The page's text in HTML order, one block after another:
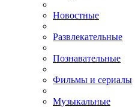
Новостные
Развлекательные
Познавательные
Фильмы и сериалы
Музыкальные